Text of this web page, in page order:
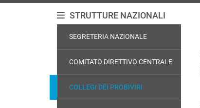
STRUTTURE NAZIONALI
SEGRETERIA NAZIONALE
COMITATO DIRETTIVO CENTRALE
COLLEGI DEI PROBIVIRI